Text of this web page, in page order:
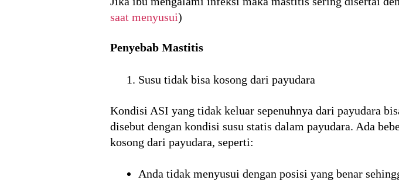
saat menyusui)
Penyebab Mastitis
Susu tidak bisa kosong dari payudara
Kondisi ASI yang tidak keluar sepenuhnya dari payudara
disebut dengan kondisi susu statis dalam payudara. Ada
kosong dari payudara, seperti:
Anda tidak menyusui dengan posisi yang benar